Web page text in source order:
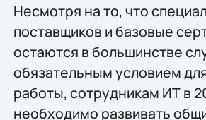
Несмотря на то, что
поставщиков и базовые
остаются в большинстве
обязательным условием
работы, сотрудникам ИТ в
необходимо развивать